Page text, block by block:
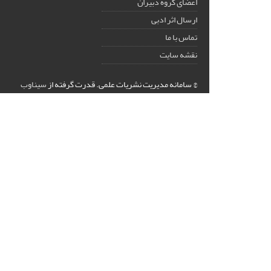
ارسال اثر ادبی
تماس با ما
نقشه سایت
© سامانه مدیریت نشریات علمی.قدرت گرفته ازسیناوب